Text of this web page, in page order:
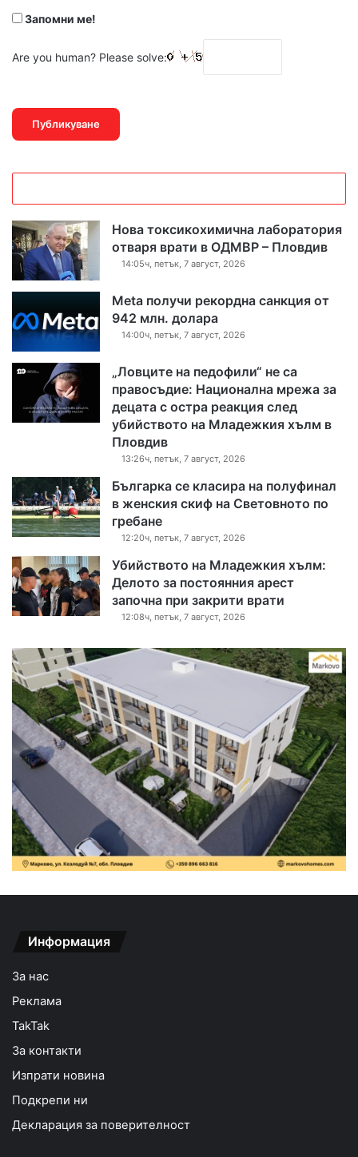
Запомни ме!
Are you human? Please solve:
Нова токсикохимична лаборатория
отваря врати в ОДМВР – Пловдив
14:05ч, петък, 7 август, 2026
Meta получи рекордна санкция от
942 млн. долара
14:00ч, петък, 7 август, 2026
„Ловците на педофили“ не са
правосъдие: Национална мрежа за
децата с остра реакция след
убийството на Младежкия хълм в
Пловдив
13:26ч, петък, 7 август, 2026
Българка се класира на полуфинал
в женския скиф на Световното по
гребане
12:20ч, петък, 7 август, 2026
Убийството на Младежкия хълм:
Делото за постоянния арест
започна при закрити врати
12:08ч, петък, 7 август, 2026
Информация
За нас
Реклама
TakTak
За контакти
Изпрати новина
Подкрепи ни
Декларация за поверителност